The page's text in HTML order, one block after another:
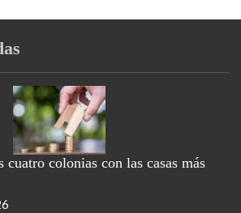
cuatro colonias con las casas más